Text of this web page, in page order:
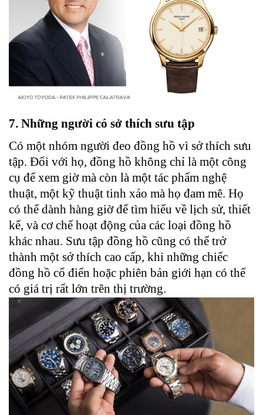
7. Những người có sở thích sưu tập
Có một nhóm người đeo đồng hồ vì sở thích sưu
tập. Đối với họ, đồng hồ không chỉ là một công
cụ để xem giờ mà còn là một tác phẩm nghệ
thuật, một kỹ thuật tinh xảo mà họ đam mê. Họ
có thể dành hàng giờ để tìm hiểu về lịch sử, thiết
kế, và cơ chế hoạt động của các loại đồng hồ
khác nhau. Sưu tập đồng hồ cũng có thể trở
thành một sở thích cao cấp, khi những chiếc
đồng hồ cổ điển hoặc phiên bản giới hạn có thể
có giá trị rất lớn trên thị trường.